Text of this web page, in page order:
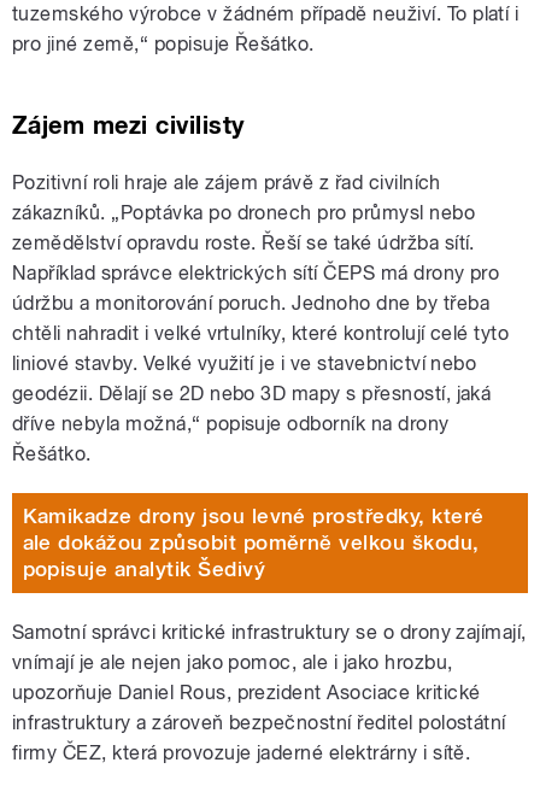
tuzemského výrobce v žádném případě neuživí. To platí i
pro jiné země,“ popisuje Řešátko.
Zájem mezi civilisty
Pozitivní roli hraje ale zájem právě z řad civilních
zákazníků. „Poptávka po dronech pro průmysl nebo
zemědělství opravdu roste. Řeší se také údržba sítí.
Například správce elektrických sítí ČEPS má drony pro
údržbu a monitorování poruch. Jednoho dne by třeba
chtěli nahradit i velké vrtulníky, které kontrolují celé tyto
liniové stavby. Velké využití je i ve stavebnictví nebo
geodézii. Dělají se 2D nebo 3D mapy s přesností, jaká
dříve nebyla možná,“ popisuje odborník na drony
Řešátko.
Kamikadze drony jsou levné prostředky, které
ale dokážou způsobit poměrně velkou škodu,
popisuje analytik Šedivý
Samotní správci kritické infrastruktury se o drony zajímají,
vnímají je ale nejen jako pomoc, ale i jako hrozbu,
upozorňuje Daniel Rous, prezident Asociace kritické
infrastruktury a zároveň bezpečnostní ředitel polostátní
firmy ČEZ, která provozuje jaderné elektrárny i sítě.